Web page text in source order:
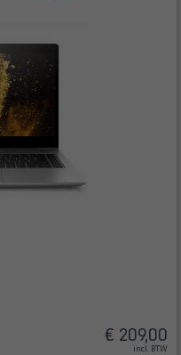
€ 209,00
incl. BTW